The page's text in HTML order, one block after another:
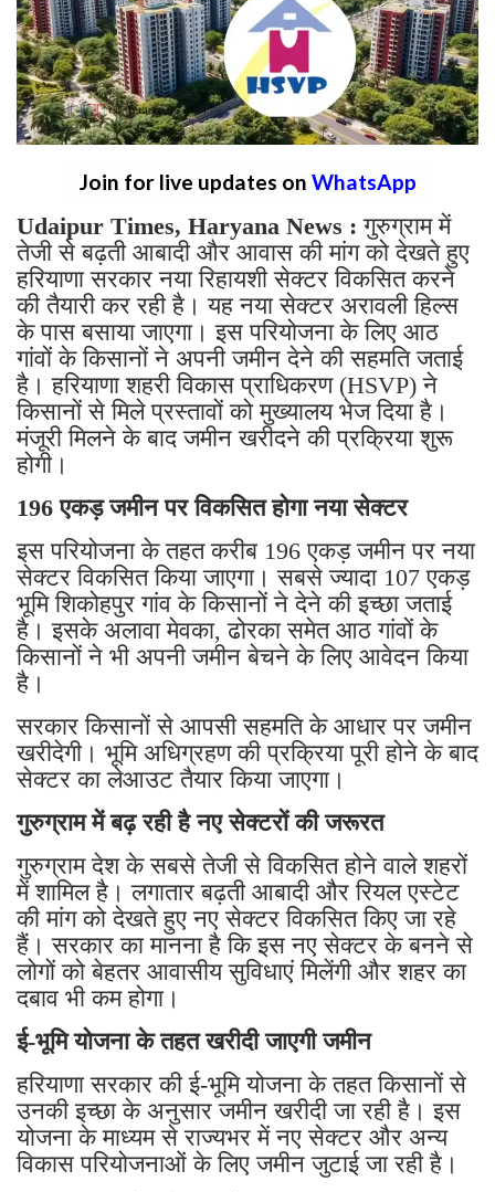
Join for live updates on WhatsApp
Udaipur Times, Haryana News :गुरुग्राम में
तेजी से बढ़ती आबादी और आवास की मांग को देखते हुए
हरियाणा सरकार नया रिहायशी सेक्टर विकसित करने
की तैयारी कर रही है। यह नया सेक्टर अरावली हिल्स
के पास बसाया जाएगा। इस परियोजना के लिए आठ
गांवों के किसानों ने अपनी जमीन देने की सहमति जताई
है। हरियाणा शहरी विकास प्राधिकरण (HSVP) ने
किसानों से मिले प्रस्तावों को मुख्यालय भेज दिया है।
मंजूरी मिलने के बाद जमीन खरीदने की प्रक्रिया शुरू
होगी।
196 एकड़ जमीन पर विकसित होगा नया सेक्टर
इस परियोजना के तहत करीब 196 एकड़ जमीन पर नया
सेक्टर विकसित किया जाएगा। सबसे ज्यादा 107 एकड़
भूमि शिकोहपुर गांव के किसानों ने देने की इच्छा जताई
है। इसके अलावा मेवका, ढोरका समेत आठ गांवों के
किसानों ने भी अपनी जमीन बेचने के लिए आवेदन किया
है।
सरकार किसानों से आपसी सहमति के आधार पर जमीन
खरीदेगी। भूमि अधिग्रहण की प्रक्रिया पूरी होने के बाद
सेक्टर का लेआउट तैयार किया जाएगा।
गुरुग्राम में बढ़ रही है नए सेक्टरों की जरूरत
गुरुग्राम देश के सबसे तेजी से विकसित होने वाले शहरों
में शामिल है। लगातार बढ़ती आबादी और रियल एस्टेट
की मांग को देखते हुए नए सेक्टर विकसित किए जा रहे
हैं। सरकार का मानना है कि इस नए सेक्टर के बनने से
लोगों को बेहतर आवासीय सुविधाएं मिलेंगी और शहर का
दबाव भी कम होगा।
ई-भूमि योजना के तहत खरीदी जाएगी जमीन
हरियाणा सरकार की ई-भूमि योजना के तहत किसानों से
उनकी इच्छा के अनुसार जमीन खरीदी जा रही है। इस
योजना के माध्यम से राज्यभर में नए सेक्टर और अन्य
विकास परियोजनाओं के लिए जमीन जुटाई जा रही है।